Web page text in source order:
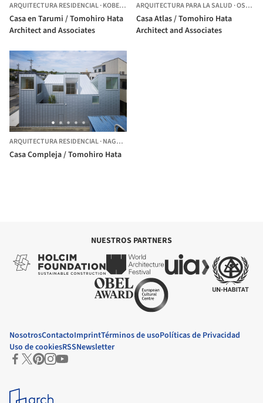
ARQUITECTURA RESIDENCIAL·KOBE, JAPÓN
Casa en Tarumi / Tomohiro Hata
Architect and Associates
ARQUITECTURA PARA LA SALUD ·OSAKA,
Casa Atlas / Tomohiro Hata
Architect and Associates
ARQUITECTURA RESIDENCIAL·NAGOYA,
Casa Compleja / Tomohiro Hata